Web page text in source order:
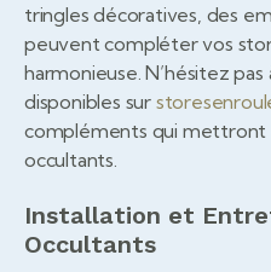
tringles décoratives, des
peuvent compléter vos
harmonieuse. N’hésitez
disponibles sur
compléments qui mettront
occultants.
Installation et
Occultants